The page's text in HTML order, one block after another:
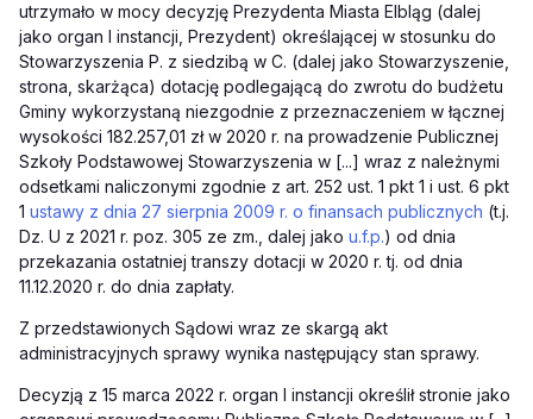
utrzymało w mocy decyzję Prezydenta Miasta Elbląg (dalej
jako organ I instancji, Prezydent) określającej w stosunku do
Stowarzyszenia P. z siedzibą w C. (dalej jako Stowarzyszenie,
strona, skarżąca) dotację podlegającą do zwrotu do budżetu
Gminy wykorzystaną niezgodnie z przeznaczeniem w łącznej
wysokości 182.257,01 zł w 2020 r. na prowadzenie Publicznej
Szkoły Podstawowej Stowarzyszenia w [...] wraz z należnymi
odsetkami naliczonymi zgodnie z art. 252 ust. 1 pkt 1 i ust. 6 pkt
1 ustawy z dnia 27 sierpnia 2009 r. o finansach publicznych (t.j.
Dz. U z 2021 r. poz. 305 ze zm., dalej jako u.f.p.) od dnia
przekazania ostatniej transzy dotacji w 2020 r. tj. od dnia
11.12.2020 r. do dnia zapłaty.
Z przedstawionych Sądowi wraz ze skargą akt
administracyjnych sprawy wynika następujący stan sprawy.
Decyzją z 15 marca 2022 r. organ I instancji określił stronie jako